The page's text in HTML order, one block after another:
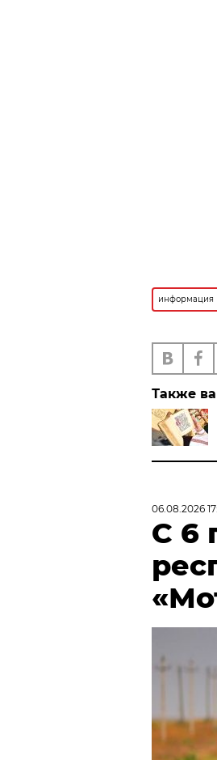
информация
Также
06.08.2026
С 6